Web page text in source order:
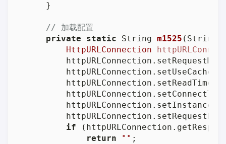
    }
// 加载配置
private
static String m1525 (String
HttpURLConnection
        httpURLConnection.setUseCaches(
if
return
"" ;